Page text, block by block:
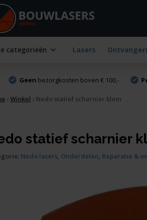
categorieën Lasers
Geen bezorgkosten boven € 100,-
›Winkel › Nedo statief scharnier klem
statief scharnier
Nedo lasers, Onderdelen, Reparatie &